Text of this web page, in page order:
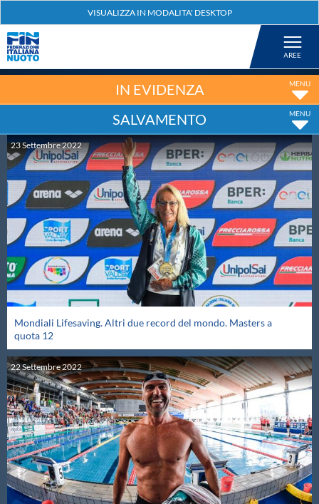
Nuoto
Tuffi
Artistico
Fondo
Salvamento
Master
Formazione
GUG
Scuole Nuoto
IN EVIDENZA
SALVAMENTO
23Settembre2022
Mondiali Lifesaving. Altri due record del mondo. Masters a
quota 12
22Settembre2022